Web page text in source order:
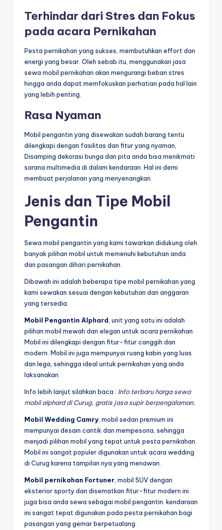
Terhindar dari Stres dan Fokus
pada acara Pernikahan
Pesta pernikahan yang sukses, membutuhkan effort dan
energi yang besar. Oleh sebab itu, menggunakan jasa
sewa mobil pernikahan akan mengurangi beban stres
hingga anda dapat memfokuskan perhatian pada hal lain
yang lebih penting.
Rasa Nyaman
Mobil pengantin yang disewakan sudah barang tentu
dilengkapi dengan fasilitas dan fitur yang nyaman,
Disamping dekorasi bunga dan pita anda bisa menikmati
sarana multimedia di dalam kendaraan. Hal ini demi
membuat perjalanan yang menyenangkan.
Jenis dan Tipe Mobil
Pengantin
Sewa mobil pengantin yang kami tawarkan didukung oleh
banyak pilihan mobil untuk memenuhi kebutuhan anda
dan pasangan dihari pernikahan.
Dibawah ini adalah beberapa tipe mobil pernikahan yang
kami sewakan sesuai dengan kebutuhan dan anggaran
yang tersedia.
Mobil Pengantin Alphard , unit yang satu ini adalah
pilihan mobil mewah dan elegan untuk acara pernikahan.
Mobil ini dilengkapi dengan fitur-fitur canggih dan
modern. Mobil ini juga mempunyai ruang kabin yang luas
dan lega, sehingga ideal untuk pernikahan yang anda
laksanakan.
Info lebih lanjut silahkan baca : Info terbaru harga sewa
mobil alphard di Curug, gratis jasa supir berpengalaman.
Mobil Wedding Camry , mobil sedan premium ini
mempunyai desain cantik dan mempesona, sehingga
menjadi pilihan mobil yang tepat untuk pesta pernikahan.
Mobil ini sangat populer digunakan untuk acara wedding
di Curug karena tampilan nya yang menawan.
Mobil pernikahan Fortuner , mobil SUV dengan
eksterior sporty dan disematkan fitur-fitur modern ini
juga bisa anda sewa sebagai mobil pengantin. kendaraan
ini sangat tepat digunakan pada pesta pernikahan bagi
pasangan yang gemar berpetualang.